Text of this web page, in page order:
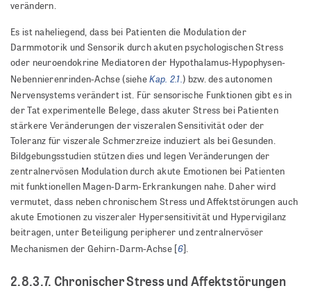
verändern.
Es ist naheliegend, dass bei Patienten die Modulation der
Darmmotorik und Sensorik durch akuten psychologischen Stress
oder neuroendokrine Mediatoren der Hypothalamus-Hypophysen-
Nebennierenrinden-Achse (sieheKap. 2.1.) bzw. des autonomen
Nervensystems verändert ist. Für sensorische Funktionen gibt es in
der Tat experimentelle Belege, dass akuter Stress bei Patienten
stärkere Veränderungen der viszeralen Sensitivität oder der
Toleranz für viszerale Schmerzreize induziert als bei Gesunden.
Bildgebungsstudien stützen dies und legen Veränderungen der
zentralnervösen Modulation durch akute Emotionen bei Patienten
mit funktionellen Magen-Darm-Erkrankungen nahe. Daher wird
vermutet, dass neben chronischem Stress und Affektstörungen auch
akute Emotionen zu viszeraler Hypersensitivität und Hypervigilanz
beitragen, unter Beteiligung peripherer und zentralnervöser
Mechanismen der Gehirn-Darm-Achse [6].
2.8.3.7. Chronischer Stress und Affektstörungen